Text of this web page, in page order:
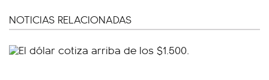
NOTICIAS RELACIONADAS